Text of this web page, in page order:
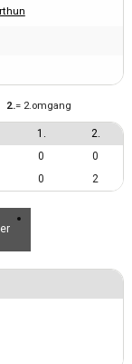
1. 2.
2.= 2.omgang
0
0
0 2